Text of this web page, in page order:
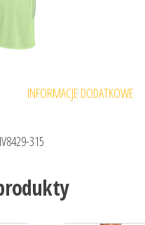
INFORMACJE DODATKOWE
315